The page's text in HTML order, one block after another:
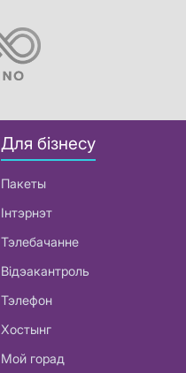
Для бізнесу
Пакеты
Інтэрнэт
Тэлебачанне
Відэакантроль
Тэлефон
Хостынг
Мой горад